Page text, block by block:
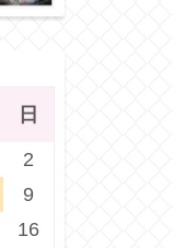
日
2
9
16